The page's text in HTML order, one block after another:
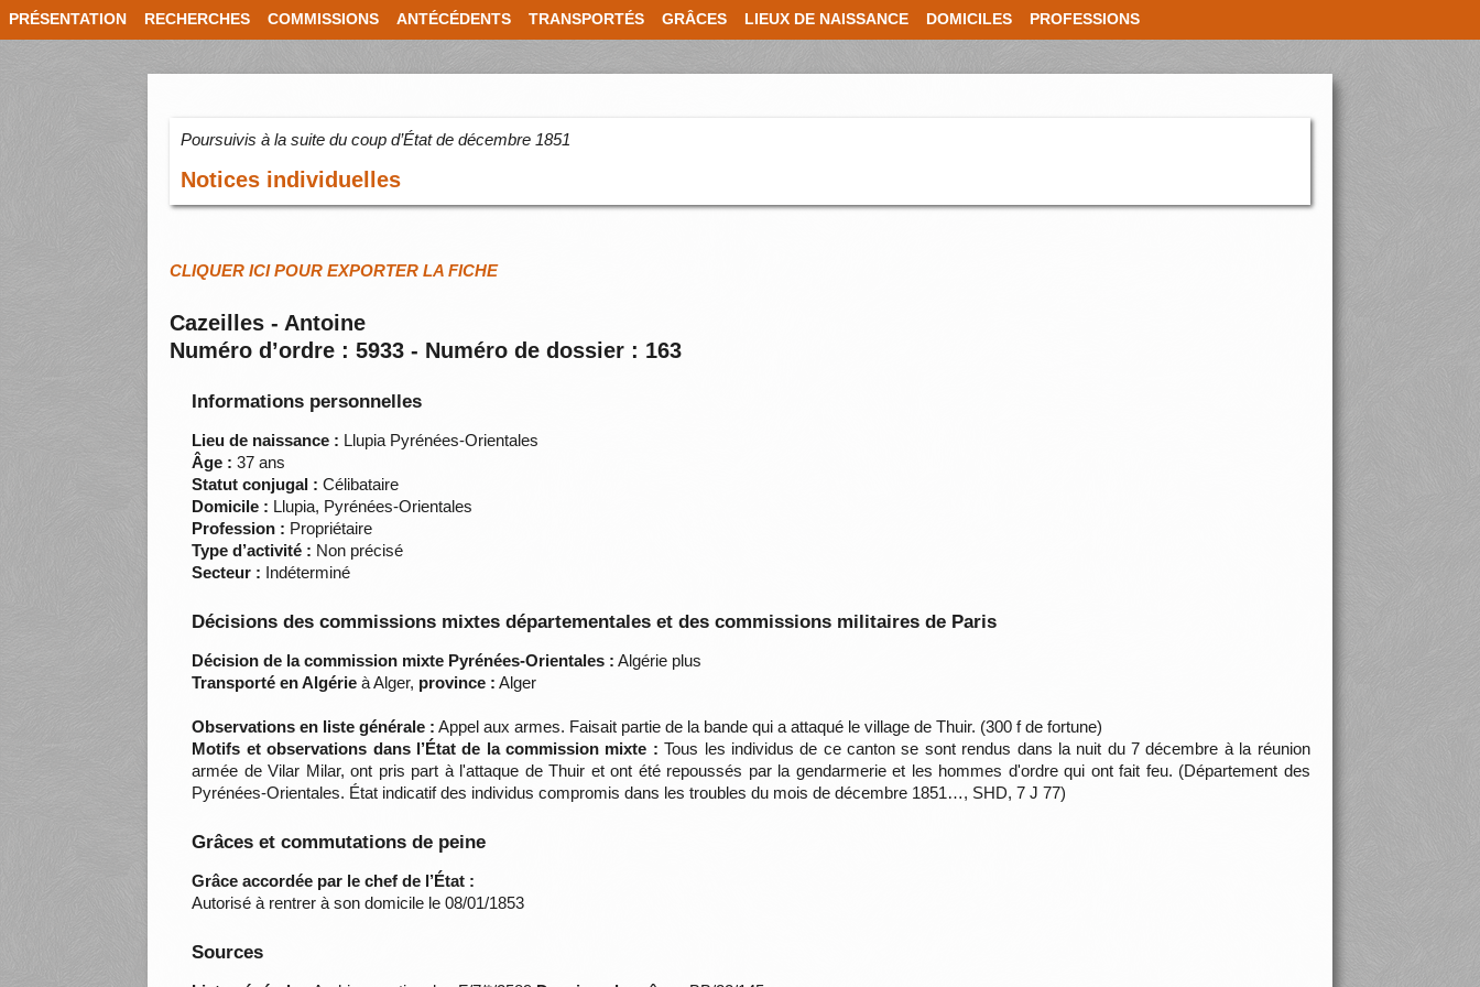
PRÉSENTATION RECHERCHES COMMISSIONS ANTÉCÉDENTS TRANSPORTÉS GRÂCES LIEUX DE NAISSANCE DOMICILES PROFESSIONS
Poursuivis à la suite du coup d’État de décembre 1851
Notices individuelles
CLIQUER ICI POUR EXPORTER LA FICHE
Cazeilles - Antoine
Numéro d’ordre : 5933 - Numéro de dossier : 163
Informations personnelles
Lieu de naissance : Llupia Pyrénées-Orientales
Âge : 37 ans
Statut conjugal : Célibataire
Domicile : Llupia, Pyrénées-Orientales
Profession : Propriétaire
Type d’activité : Non précisé
Secteur : Indéterminé
Décisions des commissions mixtes départementales et des commissions militaires de Paris
Décision de la commission mixte Pyrénées-Orientales : Algérie plus
Transporté en Algérie à Alger, province : Alger
Observations en liste générale : Appel aux armes. Faisait partie de la bande qui a attaqué le village de Thuir. (300 f de fortune)
Motifs et observations dans l’État de la commission mixte : Tous les individus de ce canton se sont rendus dans la nuit du 7 décembre à la réunion
armée de Vilar Milar, ont pris part à l'attaque de Thuir et ont été repoussés par la gendarmerie et les hommes d'ordre qui ont fait feu. (Département des
Pyrénées-Orientales. État indicatif des individus compromis dans les troubles du mois de décembre 1851…, SHD, 7 J 77)
Grâces et commutations de peine
Grâce accordée par le chef de l’État :
Autorisé à rentrer à son domicile le 08/01/1853
Sources